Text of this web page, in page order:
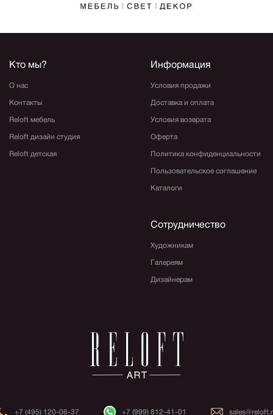
Кто мы?
О нас
Контакты
Reloft мебель
Reloft дизайн студия
Reloft детская
Информация
Условия продажи
Доставка и оплата
Условия возврата
Оферта
Политика конфиденциальности
Пользовательское соглашение
Каталоги
Сотрудничество
Художникам
Галереям
Дизайнерам
+7 (495) 120-06-37 +7 (999) 812-41-01